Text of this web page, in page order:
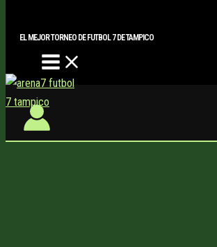
EL MEJOR TORNEO DE FUTBOL 7 DE TAMPICO